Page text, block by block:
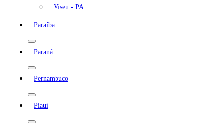
Viseu - PA
Paraíba
Paraná
Pernambuco
Piauí